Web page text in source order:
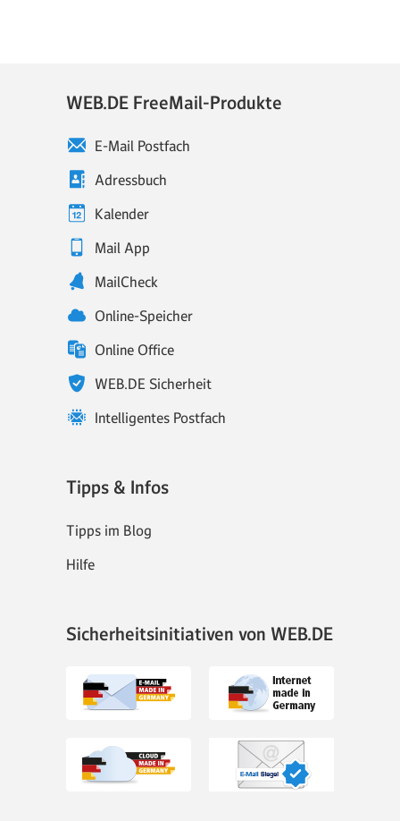
WEB.DE FreeMail-Produkte
E-Mail Postfach
Adressbuch
Kalender
Mail App
MailCheck
Online-Speicher
Online Office
WEB.DE Sicherheit
Intelligentes Postfach
Tipps & Infos
Tipps im Blog
Hilfe
Sicherheitsinitiativen von WEB.DE